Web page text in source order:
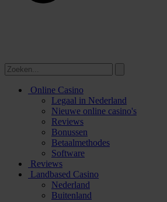
Online Casino
Legaal in Nederland
Nieuwe online casino's
Reviews
Bonussen
Betaalmethodes
Software
Reviews
Landbased Casino
Nederland
Buitenland